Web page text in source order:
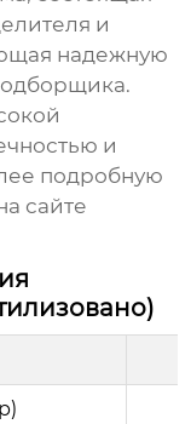
и
надежную
и
подробную
сайте